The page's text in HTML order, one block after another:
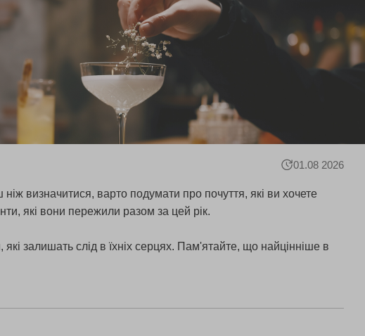
01.08 2026
визначитися, варто подумати про почуття, які ви хочете
які вони пережили разом за цей рік.
залишать слід в їхніх серцях. Пам'ятайте, що найцінніше в